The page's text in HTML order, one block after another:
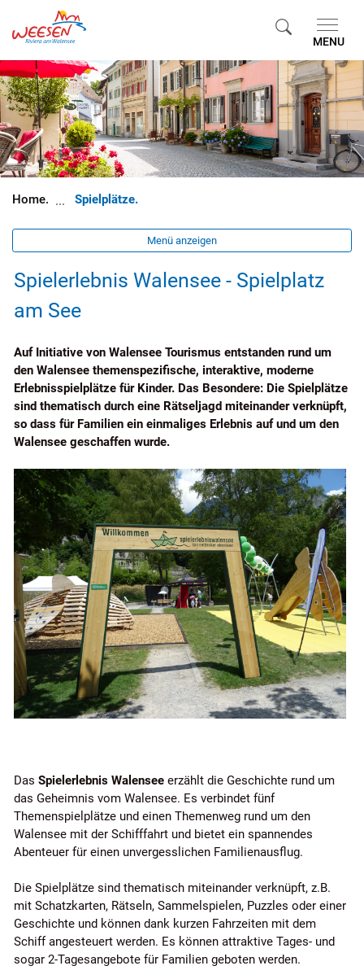
zur Startseite
Direkt zur Hauptnavigation
Direkt zum Inhalt
Direkt zur Suche
Direkt zum Stichwortverzeichnis
MENU
Spielplätze(ausgewählt)
Menü anzeigen
Spielerlebnis Walensee - Spielplatz
am See
Auf Initiative von Walensee Tourismus entstanden rund um
den Walensee themenspezifische, interaktive, moderne
Erlebnisspielplätze für Kinder. Das Besondere: Die Spielplätze
sind thematisch durch eine Rätseljagd miteinander verknüpft,
so dass für Familien ein einmaliges Erlebnis auf und um den
Walensee geschaffen wurde.
Das Spielerlebnis Walensee erzählt die Geschichte rund um
das Geheimnis vom Walensee. Es verbindet fünf
Themenspielplätze und einen Themenweg rund um den
Walensee mit der Schifffahrt und bietet ein spannendes
Abenteuer für einen unvergesslichen Familienausflug.
Die Spielplätze sind thematisch miteinander verknüpft, z.B.
mit Schatzkarten, Rätseln, Sammelspielen, Puzzles oder einer
Geschichte und können dank kurzen Fahrzeiten mit dem
Schiff angesteuert werden. Es können attraktive Tages- und
sogar 2-Tagesangebote für Familien geboten werden.